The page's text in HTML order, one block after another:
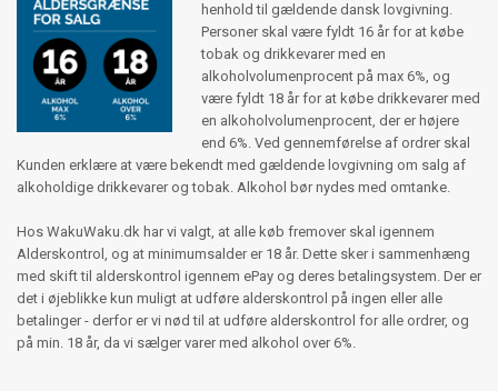
henhold til gældende dansk lovgivning.
Personer skal være fyldt 16 år for at købe
tobak og drikkevarer med en
alkoholvolumenprocent på max 6%, og
være fyldt 18 år for at købe drikkevarer med
en alkoholvolumenprocent, der er højere
end 6%. Ved gennemførelse af ordrer skal
Kunden erklære at være bekendt med gældende lovgivning om salg af
alkoholdige drikkevarer og tobak. Alkohol bør nydes med omtanke.
Hos WakuWaku.dk har vi valgt, at alle køb fremover skal igennem
Alderskontrol, og at minimumsalder er 18 år. Dette sker i sammenhæng
med skift til alderskontrol igennem ePay og deres betalingsystem. Der er
det i øjeblikke kun muligt at udføre alderskontrol på ingen eller alle
betalinger - derfor er vi nød til at udføre alderskontrol for alle ordrer, og
på min. 18 år, da vi sælger varer med alkohol over 6%.